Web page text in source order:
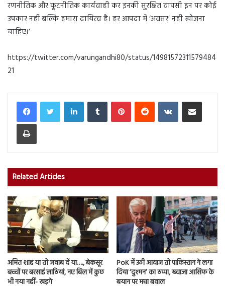
रणनीतिक और कूटनीतिक कार्यवाही कर इनकी सुरक्षित वापसी इन पर कोई
उपकार नहीं बल्कि हमारा दायित्व है। हर आपदा में ‘अवसर’ नही खोजना
चाहिए।’
https://twitter.com/varungandhi80/status/14981572311579484
21
LinkedInTumblr PinterestReddit VKontakteShare via Email
Print
Related Articles
अमित शाह या तो जवाब दें या…., बेकसूर
बच्चों पर बरसाई लाठियां, नए बिल में कुछ
भी नया नहीं- खड़गे
PoK में उठी आवाज तो पाकिस्तान ने लगा
दिया ‘दुश्मन’ का ठप्पा, ख्वाजा आसिफ के
बयान पर मचा बवाल